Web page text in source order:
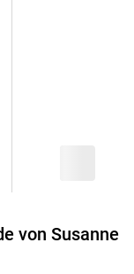
von Susanne